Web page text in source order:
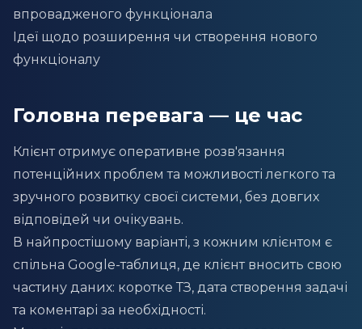
впровадженого функціонала
Ідеї щодо розширення чи створення нового
функціоналу
Головна перевага — це час
Клієнт отримує оперативне розв'язання
потенційних проблем та можливості легкого та
зручного розвитку своєї системи, без довгих
відповідей чи очікувань.
В найпростішому варіанті, з кожним клієнтом є
спільна Google-таблиця, де клієнт вносить свою
частину даних: коротке ТЗ, дата створення задачі
та коментарі за необхідності.